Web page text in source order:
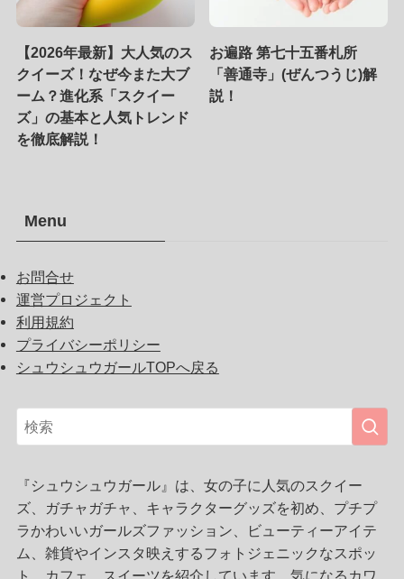
【2026年最新】大人気のス
クイーズ！なぜ今また大ブ
ーム？進化系「スクイー
ズ」の基本と人気トレンド
を徹底解説！
お遍路 第七十五番札所
「善通寺」(ぜんつうじ)解
説！
Menu
お問合せ
運営プロジェクト
利用規約
プライバシーポリシー
シュウシュウガールTOPへ戻る
『シュウシュウガール』は、女の子に人気のスクイー
ズ、ガチャガチャ、キャラクターグッズを初め、プチプ
ラかわいいガールズファッション、ビューティーアイテ
ム、雑貨やインスタ映えするフォトジェニックなスポッ
ト、カフェ、スイーツを紹介しています。気になるカワ